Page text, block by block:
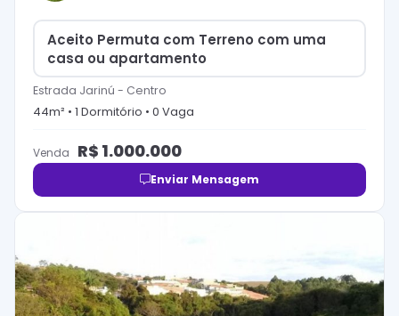
Aceito Permuta com Terreno com uma
casa ou apartamento
Estrada Jarinú - Centro
44m² • 1 Dormitório • 0 Vaga
Venda R$ 1.000.000
Enviar Mensagem